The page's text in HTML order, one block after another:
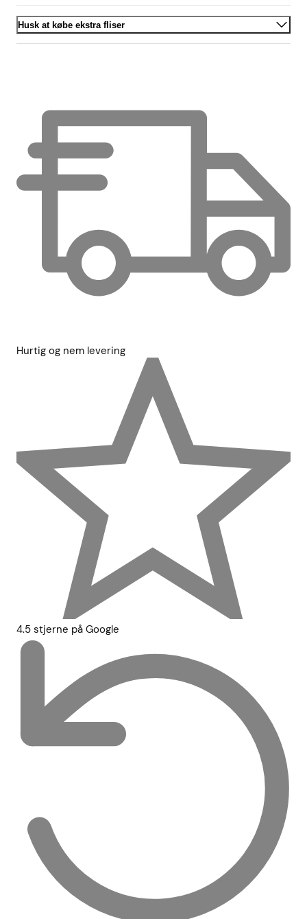
Husk at købe ekstra fliser
Hurtig og nem levering
4.5 stjerne på Google